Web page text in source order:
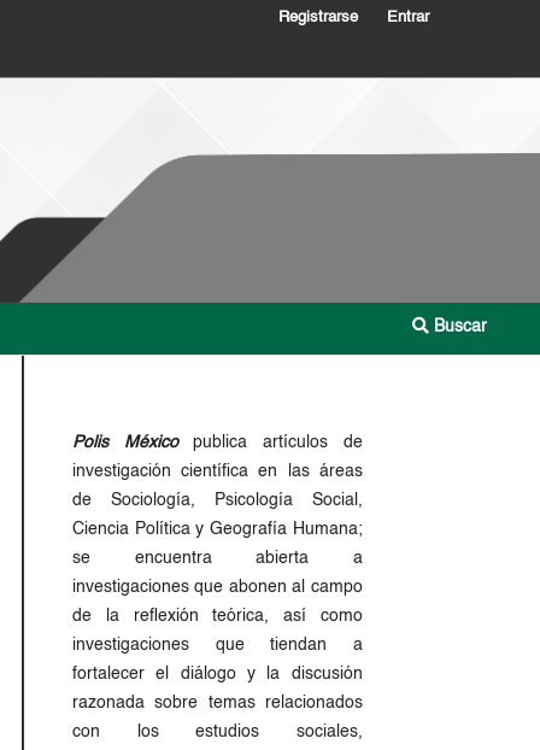
Buscar
Registrarse Entrar
Polis Méxicopublica artículos de
investigación científica en las áreas
de Sociología, Psicología Social,
Ciencia Política y Geografía Humana;
se encuentra abierta a
investigaciones que abonen al campo
de la reflexión teórica, así como
investigaciones que tiendan a
fortalecer el diálogo y la discusión
razonada sobre temas relacionados
con los estudios sociales,